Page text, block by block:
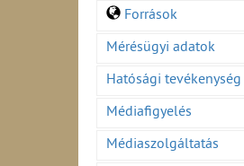
Források
Mérésügyi adatok
Hatósági tevékenység
Médiafigyelés
Médiaszolgáltatás